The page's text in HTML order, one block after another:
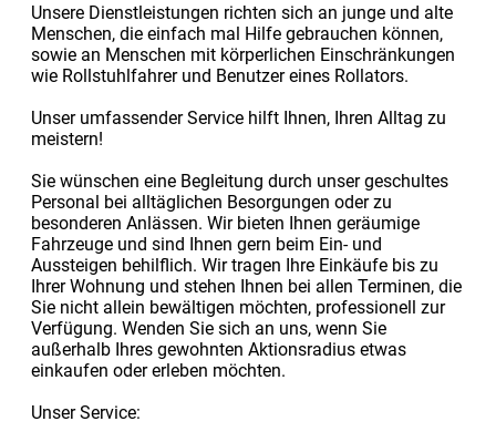
Unsere Dienstleistungen richten sich an junge und alte
Menschen, die einfach mal Hilfe ge­brauchen können,
sowie an Menschen mit körperlichen Einschränkungen
wie Rollstuhlfahrer und Benutzer eines Rollators.
Unser umfassender Service hilft Ihnen, Ihren Alltag zu
meistern!
Sie wünschen eine Begleitung durch unser geschultes
Personal bei alltäglichen Besorgungen oder zu
besonderen Anlässen. Wir bieten Ihnen geräumige
Fahrzeuge und sind Ihnen gern beim Ein- und
Aussteigen behilflich. Wir tragen Ihre Einkäufe bis zu
Ihrer Wohnung und stehen Ihnen bei allen Terminen, die
Sie nicht allein bewältigen möchten, professionell zur
Verfügung. Wenden Sie sich an uns, wenn Sie
außerhalb Ihres gewohnten Aktionsradius etwas
einkaufen oder erleben möchten.
Unser Service: